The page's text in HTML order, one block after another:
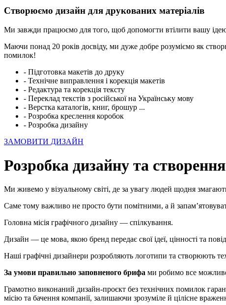
Створюємо дизайн для друкованих матеріалів
Ми завжди працюємо для того, щоб допомогти втілити вашу ідею
Маючи понад 20 років досвіду, ми дуже добре розуміємо як
помилок!
- Підготовка макетів до друку
- Технічне виправлення і корекція макетів
- Редактура та корекція тексту
- Переклад текстів з російської на Українську мову
- Верстка каталогів, книг, брошур ...
- Розробка креслення коробок
- Розробка дизайну
ЗАМОВИТИ ДИЗАЙН
Розробка дизайну та
Ми живемо у візуальному світі, де за увагу людей щодня
Саме тому важливо не просто бути помітними, а й
Головна місія графічного дизайну — спілкування.
Дизайн — це мова, якою бренд передає свої ідеї, цінності та
Наші графічні дизайнери розробляють логотипи та створюють
За умови правильно заповненого брифа ми робимо все
Грамотно виконаний дизайн-проєкт без технічних помилок
місію та бачення компанії, залишаючи зрозуміле й цілісне